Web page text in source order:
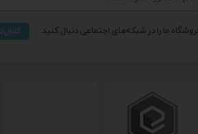
ما را در شبکه‌های اجتماعی دنبال کنید: